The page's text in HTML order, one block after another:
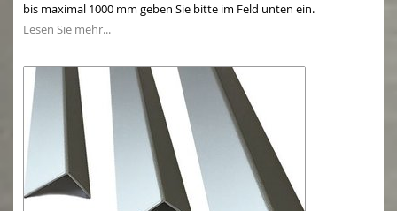
bis maximal 1000 mm geben Sie bitte im Feld unten ein.
Lesen Sie mehr...